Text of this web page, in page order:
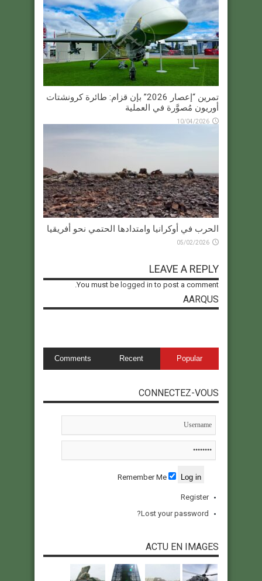
تمرين “إعصار 2026” بإن قزام: طائرة كرونشتات
أوريون مُصوَّرة في العملية
10/04/2026
الحرب في أوكرانيا وامتدادها الحتمي نحو أفريقيا
05/02/2026
LEAVE A REPLY
You must be logged in to post a comment.
AARQUS
Popular
Recent
Comments
CONNECTEZ-VOUS
Register
Lost your password?
ACTU EN IMAGES